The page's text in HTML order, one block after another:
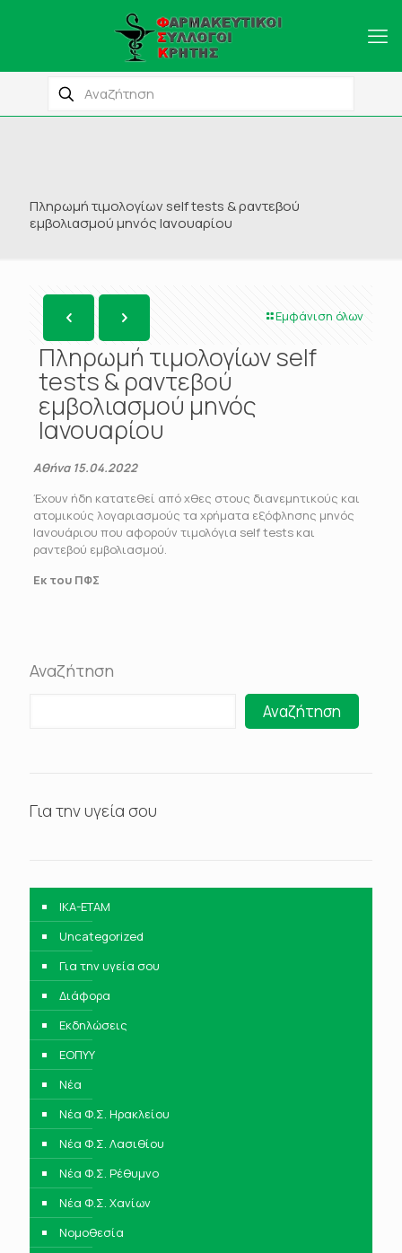
Πληρωμή τιμολογίων self tests & ραντεβού
εμβολιασμού μηνός Ιανουαρίου
Εμφάνιση όλων
Πληρωμή τιμολογίων self
tests & ραντεβού
εμβολιασμού μηνός
Ιανουαρίου
Αθήνα 15.04.2022
Έχουν ήδη κατατεθεί από χθες στους διανεμητικούς και
ατομικούς λογαριασμούς τα χρήματα εξόφλησης μηνός
Ιανουάριου που αφορούν τιμολόγια self tests και
ραντεβού εμβολιασμού.
Εκ του ΠΦΣ
Αναζήτηση
Αναζήτηση
Για την υγεία σου
IKA-ETAM
Uncategorized
Για την υγεία σου
Διάφορα
Εκδηλώσεις
ΕΟΠΥΥ
Νέα
Νέα Φ.Σ. Ηρακλείου
Νέα Φ.Σ. Λασιθίου
Νέα Φ.Σ. Ρέθυμνο
Νέα Φ.Σ. Χανίων
Νομοθεσία